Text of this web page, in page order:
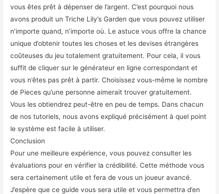
vous êtes prêt à dépenser de l’argent. C’est pourquoi nous
avons produit un Triche Lily’s Garden que vous pouvez utiliser
n’importe quand, n’importe où. Le astuce vous offre la chance
unique d’obtenir toutes les choses et les devises étrangères
coûteuses du jeu totalement gratuitement. Pour cela, il vous
suffit de cliquer sur le générateur en ligne correspondant et
vous n’êtes pas prêt à partir. Choisissez vous-même le nombre
de Pieces qu’une personne aimerait trouver gratuitement.
Vous les obtiendrez peut-être en peu de temps. Dans chacun
de nos tutoriels, nous avons expliqué précisément à quel point
le système est facile à utiliser.
Conclusion
Pour une meilleure expérience, vous pouvez consulter les
évaluations pour en vérifier la crédibilité. Cette méthode vous
sera certainement utile et fera de vous un joueur avancé.
J’espère que ce guide vous sera utile et vous permettra d’en